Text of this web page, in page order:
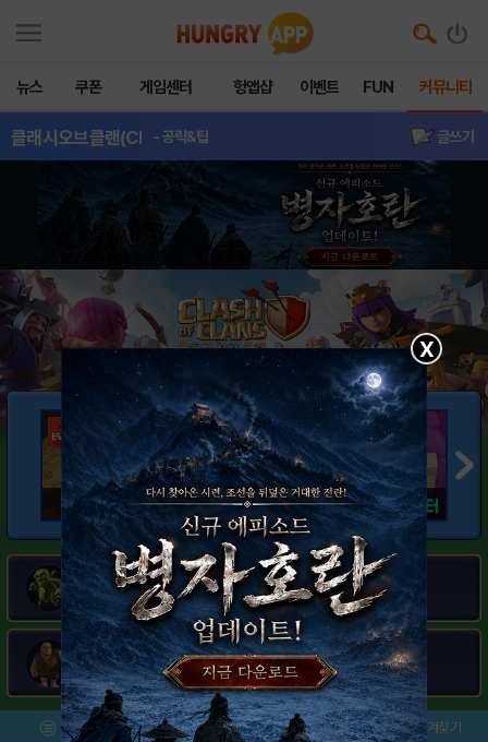
뉴스 쿠폰 게임센터 헝앱샵 이벤트 FUN 커뮤니티
클래시오브클랜(Cl - 공략&팁 글쓰기
메뉴 이벤트/미션 설치/평가 즐겨찾기
X